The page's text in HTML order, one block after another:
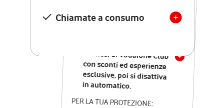
Chiamate a consumo
nazionali
12 mesi di Vodafone Club
con sconti ed esperienze
esclusive, poi si disattiva
in automatico.
PER LA TUA PROTEZIONE: